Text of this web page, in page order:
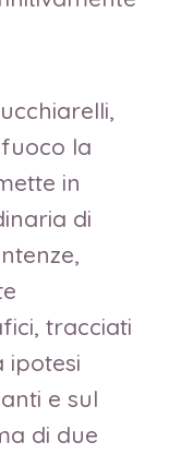
la
in
di
tracciati
ipotesi
e sul
di due